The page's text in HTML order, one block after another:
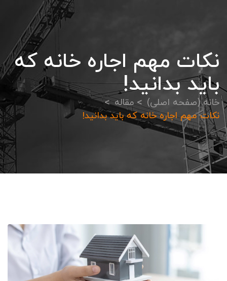
نکات مهم اجاره خانه که
باید بدانید!
خانه (صفحه اصلی)
مقاله
نکات مهم اجاره خانه که باید بدانید!